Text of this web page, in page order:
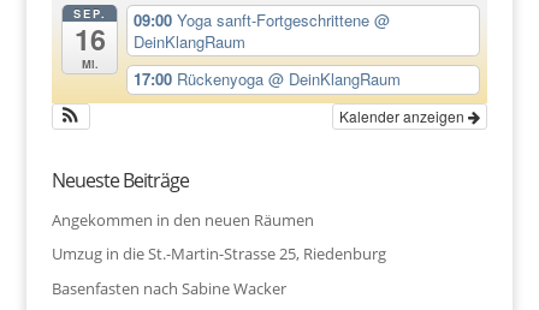
SEP.
16
Mi.
09:00Yoga sanft-Fortgeschrittene@
DeinKlangRaum
17:00 Rückenyoga@ DeinKlangRaum
Kalender anzeigen
Neueste Beiträge
Angekommen in den neuen Räumen
Umzug in die St.-Martin-Strasse 25, Riedenburg
Basenfasten nach Sabine Wacker